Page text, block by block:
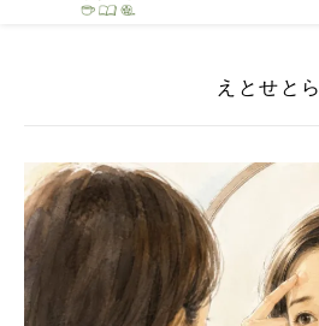
えとせとら